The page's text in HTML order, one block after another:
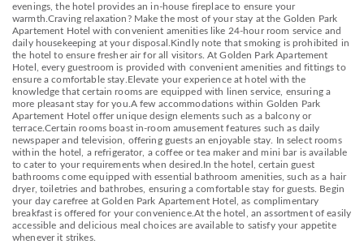
evenings, the hotel provides an in-house fireplace to ensure your
warmth.Craving relaxation? Make the most of your stay at the Golden Park
Apartement Hotel with convenient amenities like 24-hour room service and
daily housekeeping at your disposal.Kindly note that smoking is prohibited in
the hotel to ensure fresher air for all visitors. At Golden Park Apartement
Hotel, every guestroom is provided with convenient amenities and fittings to
ensure a comfortable stay.Elevate your experience at hotel with the
knowledge that certain rooms are equipped with linen service, ensuring a
more pleasant stay for you.A few accommodations within Golden Park
Apartement Hotel offer unique design elements such as a balcony or
terrace.Certain rooms boast in-room amusement features such as daily
newspaper and television, offering guests an enjoyable stay. In select rooms
within the hotel, a refrigerator, a coffee or tea maker and mini bar is available
to cater to your requirements when desired.In the hotel, certain guest
bathrooms come equipped with essential bathroom amenities, such as a hair
dryer, toiletries and bathrobes, ensuring a comfortable stay for guests. Begin
your day carefree at Golden Park Apartement Hotel, as complimentary
breakfast is offered for your convenience.At the hotel, an assortment of easily
accessible and delicious meal choices are available to satisfy your appetite
whenever it strikes.